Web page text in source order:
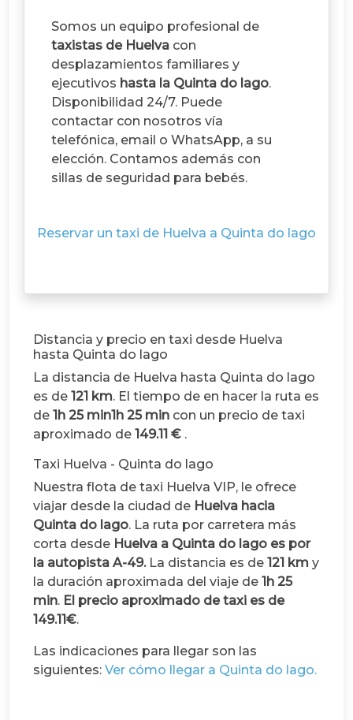
Somos un equipo profesional de
taxistas de Huelva con
desplazamientos familiares y
ejecutivos hasta la Quinta do lago.
Disponibilidad 24/7. Puede
contactar con nosotros vía
telefónica, email o WhatsApp, a su
elección. Contamos además con
sillas de seguridad para bebés.
Reservar un taxi de Huelva a Quinta do lago
Distancia y precio en taxi desde Huelva
hasta Quinta do lago
La distancia de Huelva hasta Quinta do lago
es de 121 km. El tiempo de en hacer la ruta es
de 1h 25 min1h 25 min con un precio de taxi
aproximado de 149.11 € .
Taxi Huelva - Quinta do lago
Nuestra flota de taxi Huelva VIP, le ofrece
viajar desde la ciudad de Huelva hacia
Quinta do lago. La ruta por carretera más
corta desde Huelva a Quinta do lago es por
la autopista A-49.La distancia es de 121 km y
la duración aproximada del viaje de 1h 25
min. El precio aproximado de taxi es de
149.11€.
Las indicaciones para llegar son las
siguientes: Ver cómo llegar a Quinta do lago.